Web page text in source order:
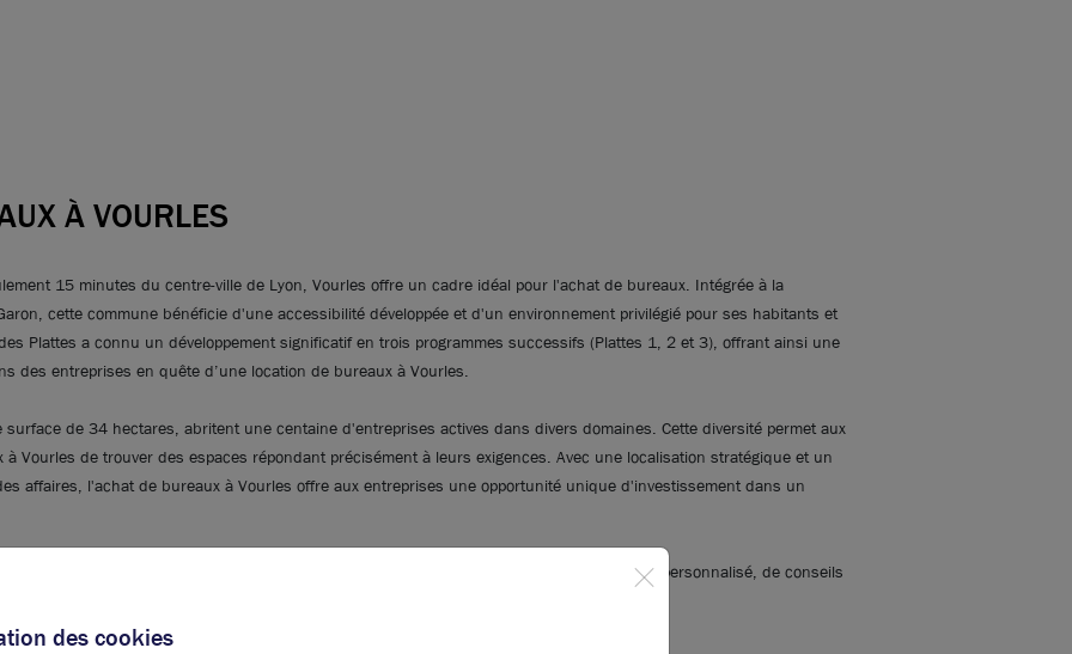
À VOURLES
15 minutes du centre-ville de Lyon, Vourles offre un cadre idéal pour l'achat de bureaux. Intégrée à la
cette commune bénéficie d'une accessibilité développée et d'un environnement privilégié pour ses habitants et
Plattes a connu un développement significatif en trois programmes successifs (Plattes 1, 2 et 3), offrant ainsi une
des entreprises en quête d’une location de bureaux à Vourles.
de 34 hectares, abritent une centaine d'entreprises actives dans divers domaines. Cette diversité permet aux
Vourles de trouver des espaces répondant précisément à leurs exigences. Avec une localisation stratégique et un
affaires, l'achat de bureaux à Vourles offre aux entreprises une opportunité unique d'investissement dans un
à Vourles ? Confiez-le à Brice Robert Arthur Loyd et bénéficiez d'un accompagnement personnalisé, de conseils
immobilier d’entreprises local.
des cookies